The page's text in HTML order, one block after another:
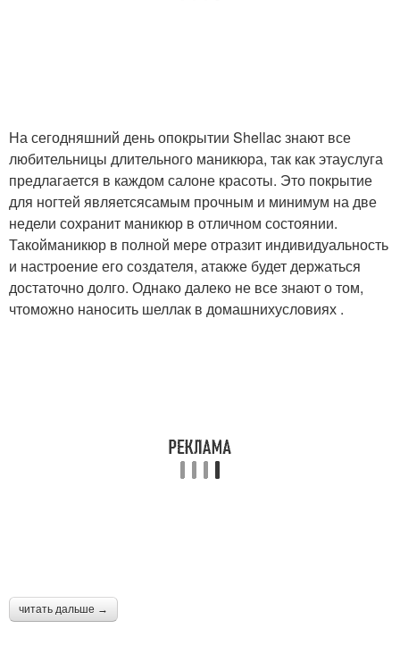
условиях
Лак в домашних
условиях
Рисунки для шеллака
начинающих схемы
На сегодняшний день опокрытии Shellac знают все
любительницы длительного маникюра, так как этауслуга
предлагается в каждом салоне красоты. Это покрытие
для ногтей являетсясамым прочным и минимум на две
недели сохранит маникюр в отличном состоянии.
Такойманикюр в полной мере отразит индивидуальность
и настроение его создателя, атакже будет держаться
достаточно долго. Однако далеко не все знают о том,
чтоможно наносить шеллак в домашнихусловиях .
читать дальше →